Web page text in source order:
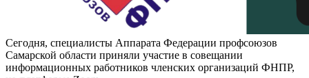
Сегодня, специалисты Аппарата Федерации профсоюзов
Самарской области приняли участие в совещании
информационных работников членских организаций ФНПР,